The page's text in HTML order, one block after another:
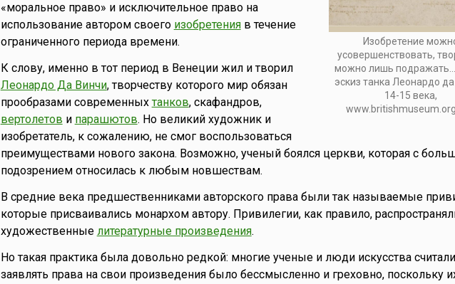
Изобретение
усовершенствовать,
можно лишь
эскиз танка Леонардо
14-15 века,
«моральное право» и исключительное право на
использование автором своего изобретенияв течение
ограниченного периода времени.
К слову, именно в тот период в Венеции жил и творил
Леонардо Да Винчи, творчеству которого мир обязан
прообразами современных танков, скафандров,
вертолетов и парашютов. Но великий художник и
изобретатель, к сожалению, не смог воспользоваться
преимуществами нового закона. Возможно, ученый боялся церкви, которая с
подозрением относилась к любым новшествам.
В средние века предшественниками авторского права были так называемые
которые присваивались монархом автору. Привилегии, как правило,
художественные литературные произведения.
Но такая практика была довольно редкой: многие ученые и люди искусства
заявлять права на свои произведения было бессмысленно и греховно, поскольку